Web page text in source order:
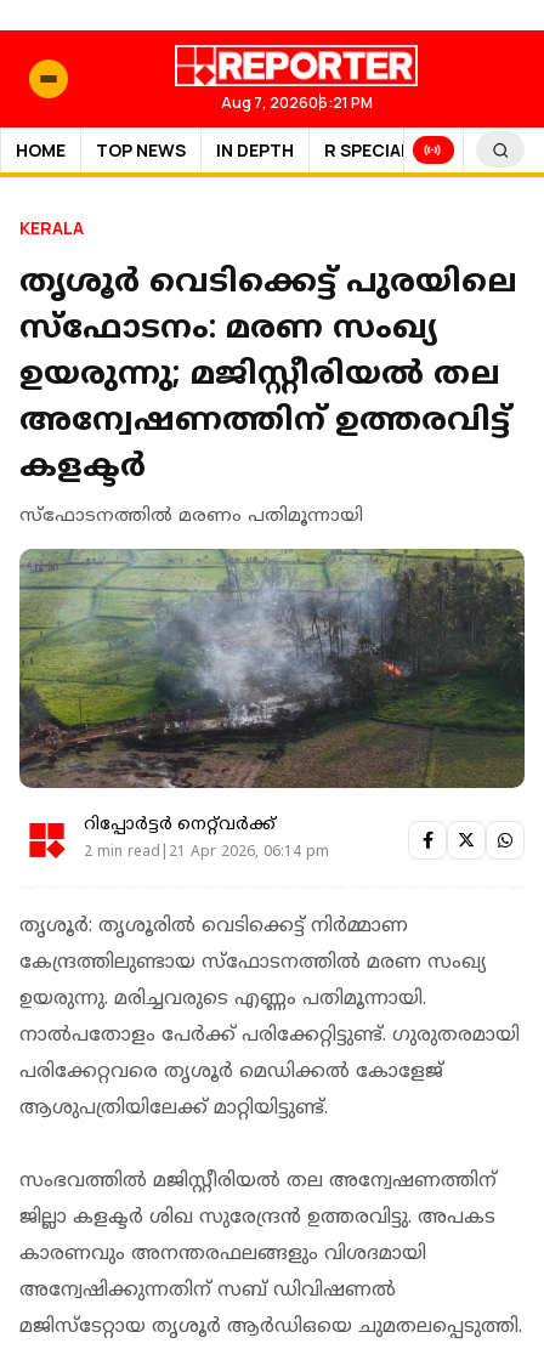
Aug 7, 202606:21 PM
HOME TOP NEWS IN DEPTH R SPECIAL SPORTS
KERALA
തൃശൂർ വെടിക്കെട്ട് പുരയിലെ
സ്‌ഫോടനം: മരണ സംഖ്യ
ഉയരുന്നു; മജിസ്റ്റീരിയൽ തല
അന്വേഷണത്തിന് ഉത്തരവിട്ട്
കളക്ടർ
സ്ഫോടനത്തിൽ മരണം പതിമൂന്നായി
റിപ്പോർട്ടർ നെറ്റ്‌വര്‍ക്ക്‌
2 min read|21 Apr 2026, 06:14 pm
തൃശൂര്‍: തൃശൂരില്‍ വെടിക്കെട്ട് നിര്‍മ്മാണ
കേന്ദ്രത്തിലുണ്ടായ സ്ഫോടനത്തില്‍ മരണ സംഖ്യ
ഉയരുന്നു. മരിച്ചവരുടെ എണ്ണം പതിമൂന്നായി.
നാല്‍പതോളം പേര്‍ക്ക് പരിക്കേറ്റിട്ടുണ്ട്. ഗുരുതരമായി
പരിക്കേറ്റവരെ തൃശൂര്‍ മെഡിക്കല്‍ കോളേജ്
ആശുപത്രിയിലേക്ക് മാറ്റിയിട്ടുണ്ട്.
സംഭവത്തില്‍ മജിസ്റ്റീരിയല്‍ തല അന്വേഷണത്തിന്
ജില്ലാ കളക്ടര്‍ ശിഖ സുരേന്ദ്രന്‍ ഉത്തരവിട്ടു. അപകട
കാരണവും അനന്തരഫലങ്ങളും വിശദമായി
അന്വേഷിക്കുന്നതിന് സബ് ഡിവിഷണല്‍
മജിസ്‌ടേറ്റായ തൃശൂര്‍ ആര്‍ഡിഒയെ ചുമതലപ്പെടുത്തി.